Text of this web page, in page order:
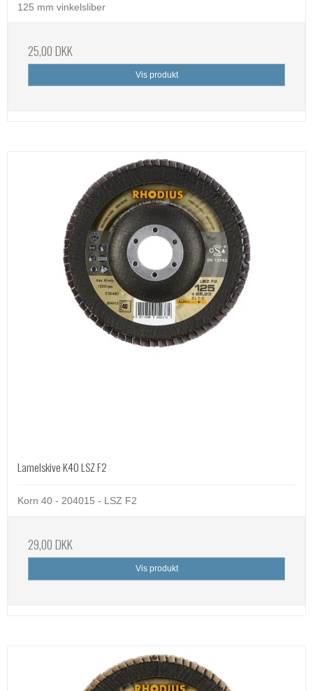
125 mm vinkelsliber
25,00 DKK
Vis produkt
Lamelskive K40 LSZ F2
Korn 40 - 204015 - LSZ F2
29,00 DKK
Vis produkt